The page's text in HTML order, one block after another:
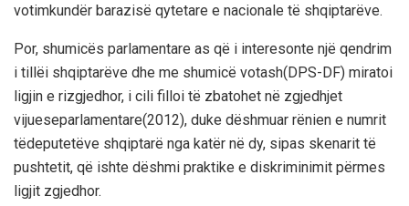
votimkundër barazisë qytetare e nacionale të shqiptarëve.
Por, shumicës parlamentare as që i interesonte një qendrim
i tillëi shqiptarëve dhe me shumicë votash(DPS-DF) miratoi
ligjin e rizgjedhor, i cili filloi të zbatohet në zgjedhjet
vijueseparlamentare(2012), duke dëshmuar rënien e numrit
tëdeputetëve shqiptarë nga katër në dy, sipas skenarit të
pushtetit, që ishte dëshmi praktike e diskriminimit përmes
ligjit zgjedhor.